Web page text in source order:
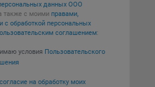
данных ООО
также с моими правами,
с обработкой персональных
соглашением:
условия Пользовательского
согласие на обработку моих